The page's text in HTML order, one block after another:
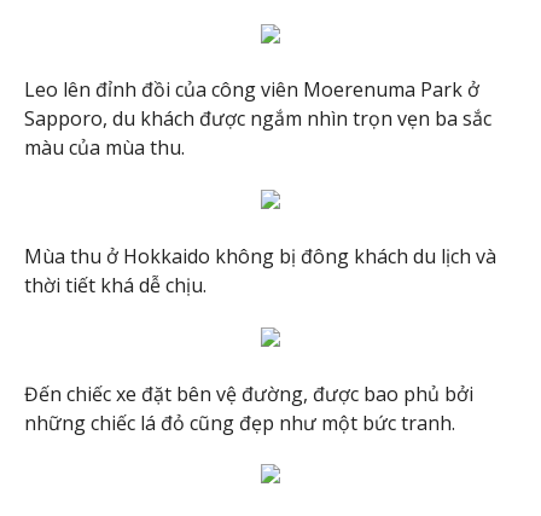
Leo lên đỉnh đồi của công viên Moerenuma Park ở
Sapporo, du khách được ngắm nhìn trọn vẹn ba sắc
màu của mùa thu.
Mùa thu ở Hokkaido không bị đông khách du lịch và
thời tiết khá dễ chịu.
Đến chiếc xe đặt bên vệ đường, được bao phủ bởi
những chiếc lá đỏ cũng đẹp như một bức tranh.